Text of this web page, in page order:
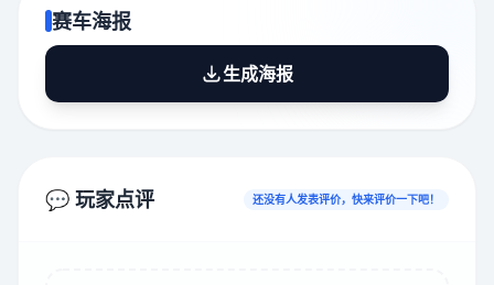
赛车海报
生成海报
💬 玩家点评 还没有人发表评价，快来评价一下吧！